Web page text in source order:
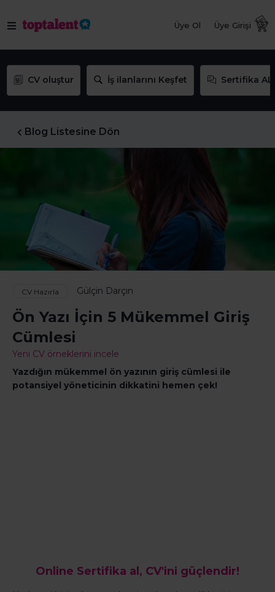
Üye Ol Üye Girişi
CV oluştur İş ilanlarını Keşfet Sertifika AL
Blog Listesine Dön
CV Hazırla Gülçin Darçın
Ön Yazı İçin 5 Mükemmel Giriş
Cümlesi
Yeni CV örneklerini incele
Yazdığın mükemmel ön yazının giriş cümlesi ile
potansiyel yöneticinin dikkatini hemen çek!
Online Sertifika al, CV'ini güçlendir!